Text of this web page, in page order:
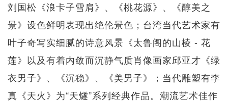
刘国松《浪卡子雪肩》、《桃花源》、《醇美之
景》设色鲜明表现出绝伦景色；台湾当代艺术家有
叶子奇写实细腻的诗意风景《太鲁阁的山棱 - 花
莲》以及有着内敛而沉静气质肖像画家邱亚才《绿
衣男子》、《沉稳》、《美男子》；当代雕塑有李
真《天火》为“天燧”系列经典作品。潮流艺术佳作